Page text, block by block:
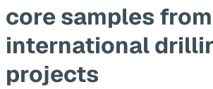
core samples from
international
projects